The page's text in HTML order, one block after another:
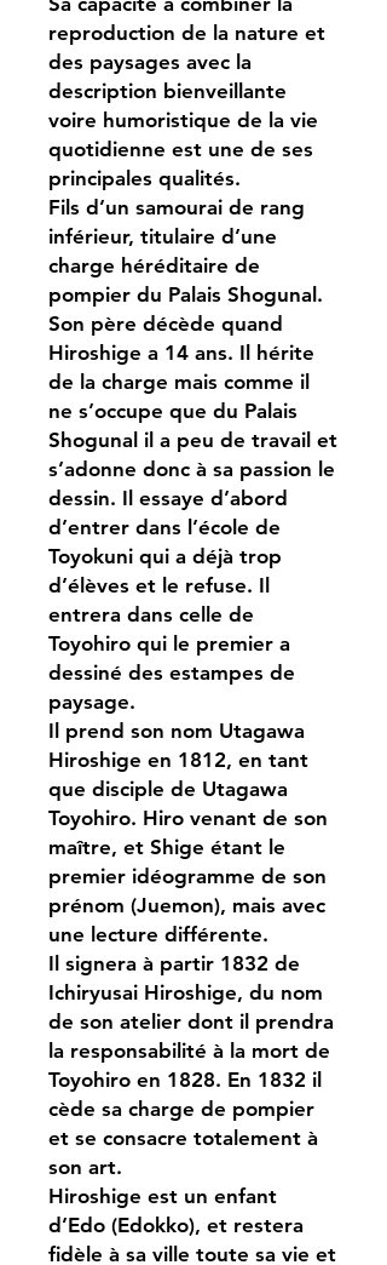
reproduction de la nature et
des paysages avec la
description bienveillante
voire humoristique de la vie
quotidienne est une de ses
principales qualités.
Fils d’un samourai de rang
inférieur, titulaire d’une
charge héréditaire de
pompier du Palais Shogunal.
Son père décède quand
Hiroshige a 14 ans. Il hérite
de la charge mais comme il
ne s’occupe que du Palais
Shogunal il a peu de travail et
s’adonne donc à sa passion le
dessin. Il essaye d’abord
d’entrer dans l’école de
Toyokuni qui a déjà trop
d’élèves et le refuse. Il
entrera dans celle de
Toyohiro qui le premier a
dessiné des estampes de
paysage.
Il prend son nom Utagawa
Hiroshige en 1812, en tant
que disciple de Utagawa
Toyohiro. Hiro venant de son
maître, et Shige étant le
premier idéogramme de son
prénom (Juemon), mais avec
une lecture différente.
Il signera à partir 1832 de
Ichiryusai Hiroshige, du nom
de son atelier dont il prendra
la responsabilité à la mort de
Toyohiro en 1828. En 1832 il
cède sa charge de pompier
et se consacre totalement à
son art.
Hiroshige est un enfant
d’Edo (Edokko), et restera
fidèle à sa ville toute sa vie et